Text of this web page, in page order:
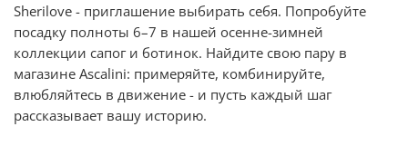
Sherilove - приглашение выбирать себя. Попробуйте
посадку полноты 6–7 в нашей осенне-зимней
коллекции сапог и ботинок. Найдите свою пару в
магазине Ascalini: примеряйте, комбинируйте,
влюбляйтесь в движение - и пусть каждый шаг
рассказывает вашу историю.